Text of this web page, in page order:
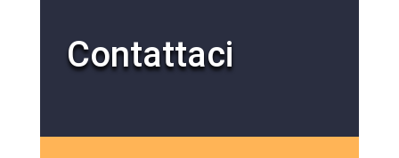
Contattaci